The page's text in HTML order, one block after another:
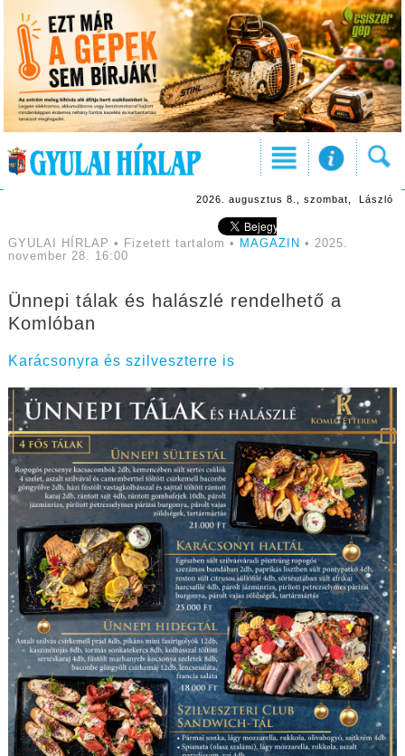
2026. augusztus 8., szombat, László
GYULAI HÍRLAP • Fizetett tartalom • MAGAZIN • 2025.
november 28. 16:00
Ünnepi tálak és halászlé rendelhető a
Komlóban
Karácsonyra és szilveszterre is